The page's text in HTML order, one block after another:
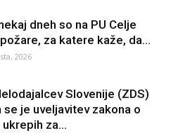
dneh so na PU Celje
za katere kaže, da...
2026
Slovenije (ZDS)
se je uveljavitev zakona o
za...